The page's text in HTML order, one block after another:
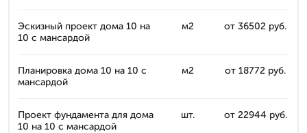
Эскизный проект дома 10 на
10 с мансардой
м2 от 36502 руб.
Планировка дома 10 на 10 с
мансардой
м2 от 18772 руб.
Проект фундамента для дома
10 на 10 с мансардой
шт. от 22944 руб.